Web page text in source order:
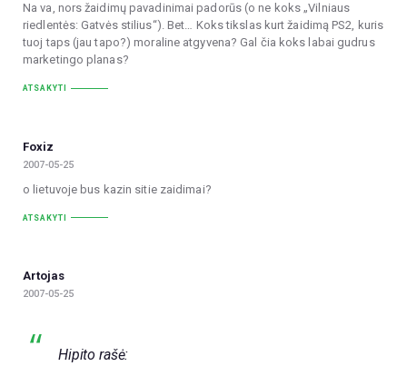
Na va, nors žaidimų pavadinimai padorūs (o ne koks „Vilniaus
riedlentės: Gatvės stilius“). Bet… Koks tikslas kurt žaidimą PS2, kuris
tuoj taps (jau tapo?) moraline atgyvena? Gal čia koks labai gudrus
marketingo planas?
ATSAKYTI
Foxiz
2007-05-25
o lietuvoje bus kazin sitie zaidimai?
ATSAKYTI
Artojas
2007-05-25
Hipito rašė: